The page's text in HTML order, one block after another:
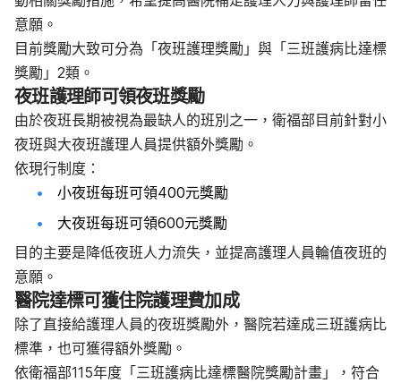
意願。
目前獎勵大致可分為「夜班護理獎勵」與「三班護病比達標
獎勵」2類。
夜班護理師可領夜班獎勵
由於夜班長期被視為最缺人的班別之一，衛福部目前針對小
夜班與大夜班護理人員提供額外獎勵。
依現行制度：
小夜班每班可領400元獎勵
大夜班每班可領600元獎勵
目的主要是降低夜班人力流失，並提高護理人員輪值夜班的
意願。
醫院達標可獲住院護理費加成
除了直接給護理人員的夜班獎勵外，醫院若達成三班護病比
標準，也可獲得額外獎勵。
依衛福部115年度「三班護病比達標醫院獎勵計畫」，符合